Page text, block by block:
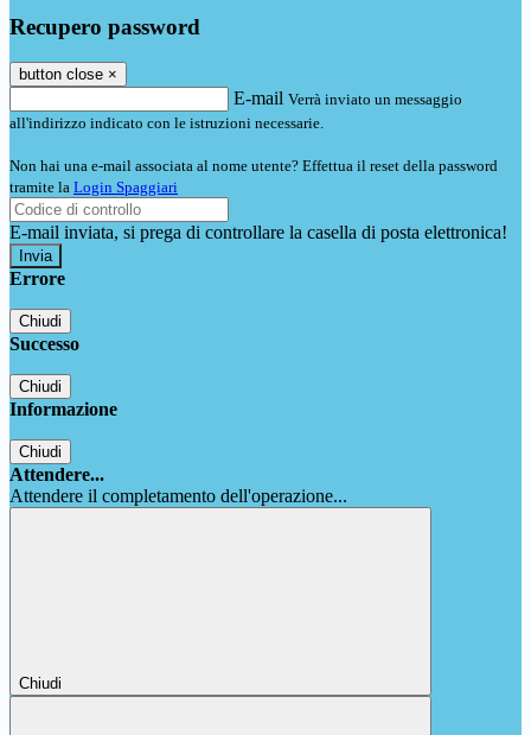
Recupero password
button close ×
E-mail Verrà inviato un messaggio
all'indirizzo indicato con le istruzioni necessarie.
Non hai una e-mail associata al nome utente? Effettua il reset della password
tramite la Login Spaggiari
E-mail inviata, si prega di controllare la casella di posta elettronica!
Errore
Chiudi
Successo
Chiudi
Informazione
Chiudi
Attendere...
Attendere il completamento dell'operazione...
Chiudi